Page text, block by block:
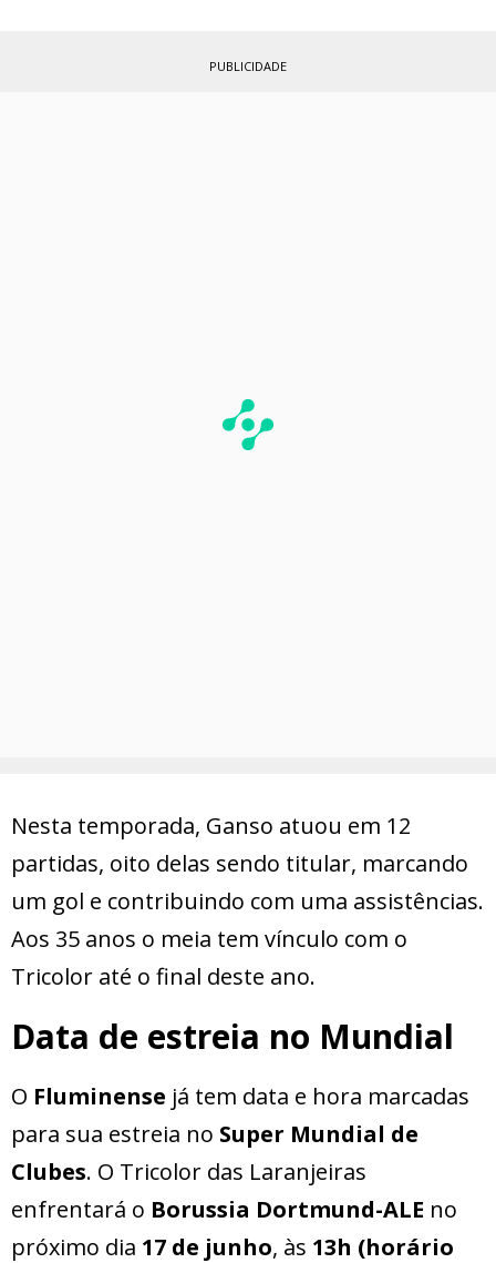
PUBLICIDADE
Nesta temporada, Ganso atuou em 12
partidas, oito delas sendo titular, marcando
um gol e contribuindo com uma assistências.
Aos 35 anos o meia tem vínculo com o
Tricolor até o final deste ano.
Data de estreia no Mundial
O Fluminense já tem data e hora marcadas
para sua estreia no Super Mundial de
Clubes. O Tricolor das Laranjeiras
enfrentará o Borussia Dortmund-ALE no
próximo dia 17 de junho, às 13h (horário